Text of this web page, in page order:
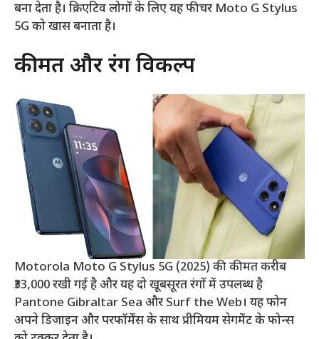
बना देता है। क्रिएटिव लोगों के लिए यह फीचर Moto G Stylus
5G को खास बनाता है।
कीमत और रंग विकल्प
Motorola Moto G Stylus 5G (2025) की कीमत करीब
₹33,000 रखी गई है और यह दो खूबसूरत रंगों में उपलब्ध है
Pantone Gibraltar Sea और Surf the Web। यह फोन
अपने डिजाइन और परफॉर्मेंस के साथ प्रीमियम सेगमेंट के फोन्स